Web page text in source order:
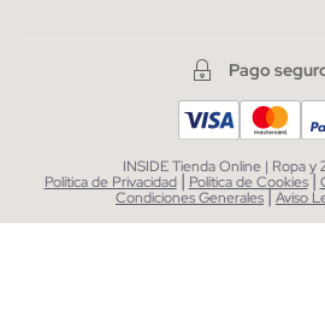
Pago
INSIDE Tienda Online | Ropa y
Política de Privacidad | Política de Cookies|
Condiciones Generales|Aviso